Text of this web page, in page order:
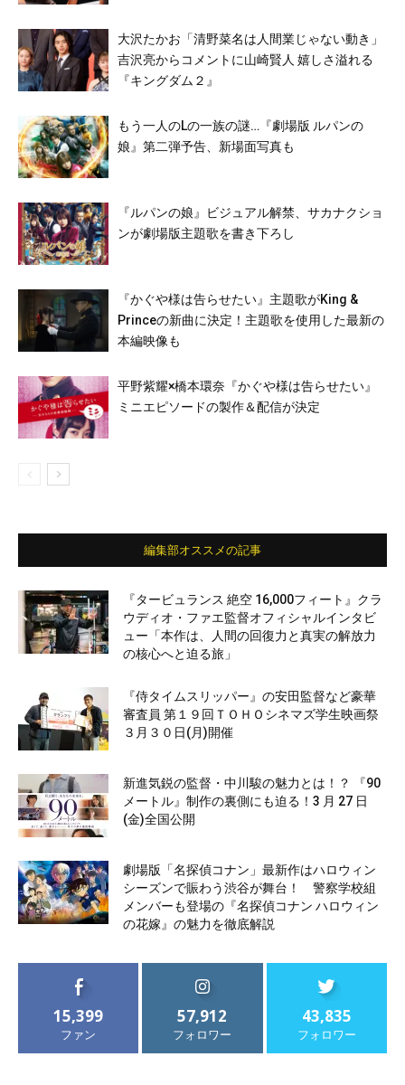
大沢たかお「清野菜名は人間業じゃない動き」
吉沢亮からコメントに山崎賢人 嬉しさ溢れる
『キングダム２』
もう一人のLの一族の謎…『劇場版 ルパンの
娘』第二弾予告、新場面写真も
『ルパンの娘』ビジュアル解禁、サカナクショ
ンが劇場版主題歌を書き下ろし
『かぐや様は告らせたい』主題歌がKing &
Princeの新曲に決定！主題歌を使用した最新の
本編映像も
平野紫耀×橋本環奈『かぐや様は告らせたい』
ミニエピソードの製作＆配信が決定
編集部オススメの記事
『タービュランス 絶空 16,000フィート』クラ
ウディオ・ファエ監督オフィシャルインタビ
ュー「本作は、人間の回復力と真実の解放力
の核心へと迫る旅」
『侍タイムスリッパー』の安田監督など豪華
審査員 第１９回ＴＯＨＯシネマズ学生映画祭
３月３０日(月)開催
新進気鋭の監督・中川駿の魅力とは！？ 『90
メートル』制作の裏側にも迫る！3 月 27 日
(金)全国公開
劇場版「名探偵コナン」最新作はハロウィン
シーズンで賑わう渋谷が舞台！ 警察学校組
メンバーも登場の『名探偵コナン ハロウィン
の花嫁』の魅力を徹底解説
15,399
ファン
57,912
フォロワー
43,835
フォロワー